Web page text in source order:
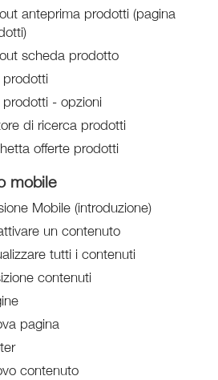
anteprima prodotti (pagina
scheda prodotto
prodotti
prodotti - opzioni
di ricerca prodotti
offerte prodotti
mobile
Mobile (introduzione)
un contenuto
tutti i contenuti
contenuti
pagina
contenuto